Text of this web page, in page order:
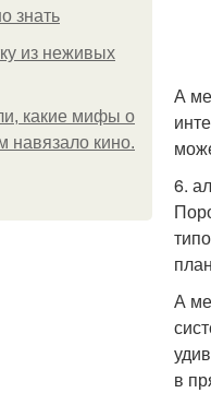
знать
из неживых
какие мифы о
навязало кино.
А
6.
А
в